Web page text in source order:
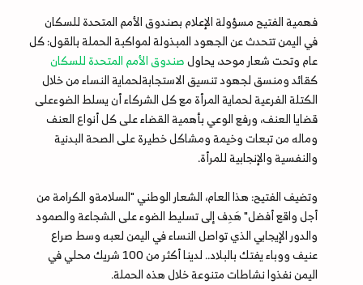
فهمية الفتيح مسؤولة الإعلام بصندوق الأمم المتحدة للسكان
في اليمن تتحدث عن الجهود المبذولة لمواكبة الحملة بالقول: كل
عام وتحت شعار موحد، يحاولصندوق الأمم المتحدة للسكان
كقائد ومنسق لجهود تنسيق الاستجابةلحماية النساء من خلال
الكتلة الفرعية لحماية المرأة مع كل الشركاء أن يسلط الضوءعلى
قضايا العنف، ورفع الوعي بأهمية القضاء على كل أنواع العنف
وماله من تبعات وخيمة ومشاكل خطيرة على الصحة البدنية
والنفسية والإنجابية للمرأة.
وتضيف الفتيح: هذا العام، الشعار الوطني "السلامةو الكرامة من
أجل واقع أفضل" هَدِف إلى تسليط الضوء على الشجاعة والصمود
والدور الإيجابي الذي تواصل النساء في اليمن لعبه وسط صراع
عنيف ووباء يفتك بالبلاد.. لدينا أكثر من 100 شريك محلي في
اليمن نفذوا نشاطات متنوعة خلال هذه الحملة.